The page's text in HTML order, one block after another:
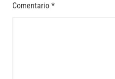
Comentario *